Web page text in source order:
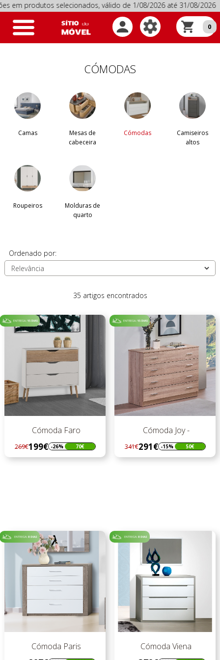
selecionados, válido de 1/08/2026 até 31/08/2026
Toggle
navigation 0
CÓMODAS
Camas
Mesas de
cabeceira
Cómodas
Camiseiros
altos
Roupeiros
Molduras de
quarto
Ordenado por:
35 artigos encontrados
Cómoda Faro
Regular
preço
269€199€
Preço -26% 70€
Cómoda Joy -
Regular
preço
341€291€
Preço -15% 50€
Cómoda Paris
Cómoda Viena